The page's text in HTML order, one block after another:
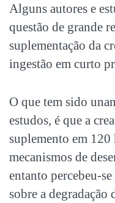
Alguns autores e
questão de grande
suplementação da
ingestão em curto
O que tem sido
estudos, é que a
suplemento em
mecanismos de
entanto percebeu-
sobre a degradação